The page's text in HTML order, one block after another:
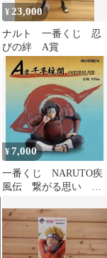
¥ 23,000
ナルト 一番くじ 忍
びの絆 A賞
¥7,000
一番くじ NARUTO疾
風伝 繋がる思い A